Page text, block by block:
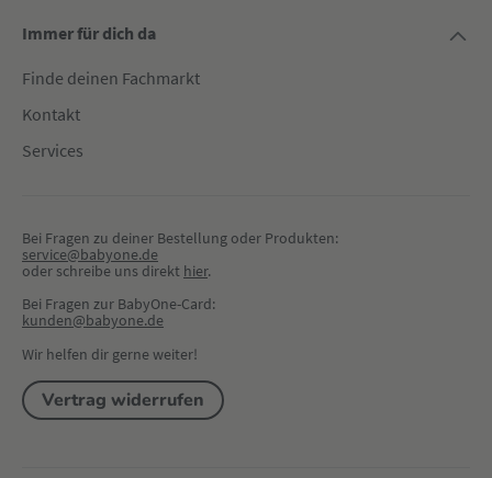
Immer für dich da
Finde deinen Fachmarkt
Kontakt
Services
Bei Fragen zu deiner Bestellung oder Produkten:
service@babyone.de
oder schreibe uns direkt hier.
Bei Fragen zur BabyOne-Card:
kunden@babyone.de
Wir helfen dir gerne weiter!
Vertrag widerrufen